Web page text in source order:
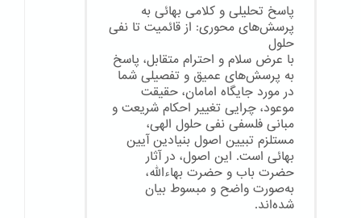
پاسخ تحلیلی و کلامی بهائی به
پرسش‌های محوری: از قائمیت تا نفی
حلول
با عرض سلام و احترام متقابل، پاسخ
به پرسش‌های عمیق و تفصیلی شما
در مورد جایگاه امامان، حقیقت
موعود، چرایی تغییر احکام شریعت و
مبانی فلسفی نفی حلول الهی،
مستلزم تبیین اصول بنیادین آیین
بهائی است. این اصول، در آثار
حضرت باب و حضرت بهاءالله،
به‌صورت واضح و مبسوط بیان
شده‌اند.